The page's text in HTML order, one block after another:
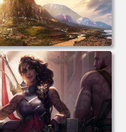
河流 游戏CG 神 游戏 游戏CG
载 壁纸大全